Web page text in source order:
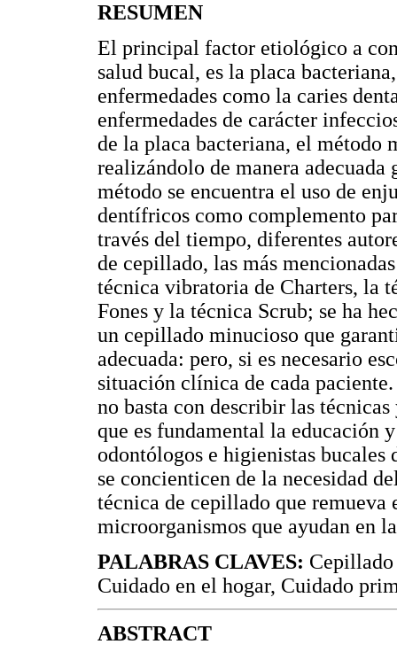
RESUMEN
El principal factor etiológico a
salud bucal, es la placa
enfermedades como la caries
enfermedades de carácter
de la placa bacteriana, el método
realizándolo de manera
método se encuentra el uso de
dentífricos como complemento
través del tiempo, diferentes
de cepillado, las más
técnica vibratoria de Charters, la
Fones y la técnica Scrub; se ha
un cepillado minucioso que
adecuada: pero, si es necesario
situación clínica de cada
no basta con describir las
que es fundamental la educación
odontólogos e higienistas bucales
se concienticen de la necesidad
técnica de cepillado que
microorganismos que ayudan en
PALABRAS CLAVES:
Cuidado en el hogar, Cuidado
ABSTRACT